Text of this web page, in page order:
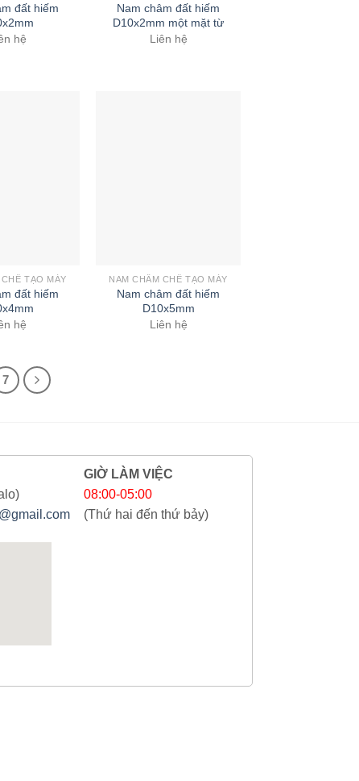
đất hiếm
hệ
Nam châm đất hiếm
D10x2mm một mặt từ
Liên hệ
TẠO MÁY
đất hiếm
hệ
NAM CHÂM CHẾ TẠO MÁY
Nam châm đất hiếm
D10x5mm
Liên hệ
7
GIỜ LÀM VIỆC
08:00-05:00
(Thứ hai đến thứ bảy)